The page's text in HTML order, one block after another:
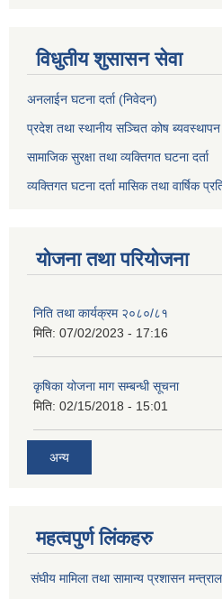
विधुतीय शुसासन सेवा
अनलाईन घटना दर्ता (निवेदन)
प्रदेश तथा स्थानीय सञ्चित कोष
सामाजिक सुरक्षा तथा व्यक्तिगत घटना दर्ता
व्यक्तिगत घटना दर्ता मासिक तथा वार्षिक
योजना तथा परियोजना
निति तथा कार्यक्रम २०८०/८१
मिति: 07/02/2023 - 17:16
कृषिका योजना माग सम्बन्धी सूचना
मिति: 02/15/2018 - 15:01
अन्य
महत्वपुर्ण लिंकहरु
संघीय मामिला तथा सामान्य प्रशासन